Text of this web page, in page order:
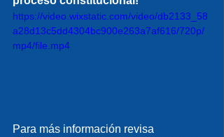
https://video.wixstatic.com/video/db2133_58
a28d13c5dd4304bc900e263a7af616/720p/
mp4/file.mp4
Para más información revisa